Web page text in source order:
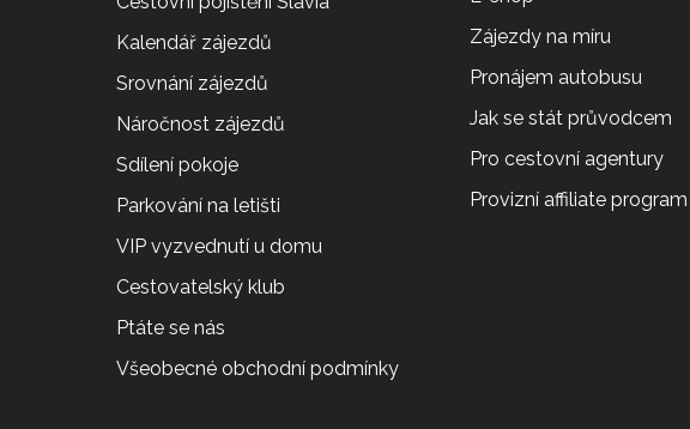
Kalendář zájezdů
Srovnání zájezdů
Náročnost zájezdů
Sdílení pokoje
Parkování na letišti
VIP vyzvednutí u domu
Cestovatelský klub
Ptáte se nás
Všeobecné obchodní podmínky
Zájezdy na míru
Pronájem autobusu
Jak se stát průvodcem
Pro cestovní agentury
Provizní affiliate program